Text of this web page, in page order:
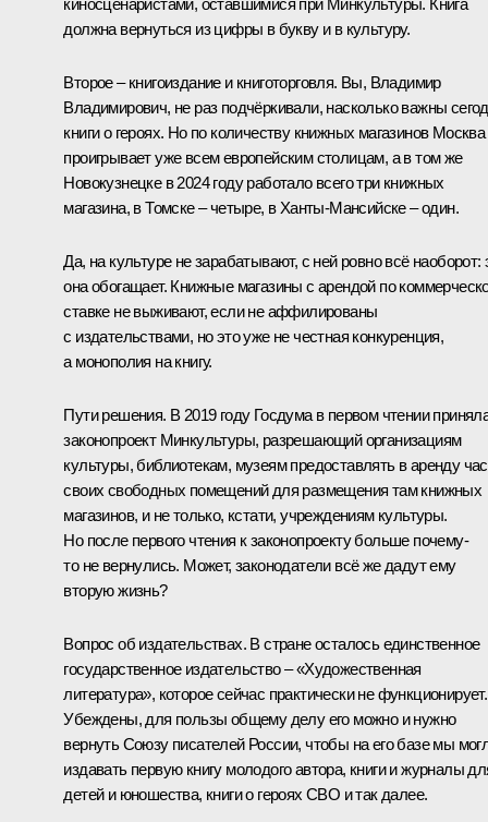
должна вернуться из цифры в букву и в культуру.
Второе – книгоиздание и книготорговля. Вы, Владимир
Владимирович, не раз подчёркивали, насколько важны
книги о героях. Но по количеству книжных магазинов Москва
проигрывает уже всем европейским столицам, а в том же
Новокузнецке в 2024 году работало всего три книжных
магазина, в Томске – четыре, в Ханты-Мансийске – один.
Да, на культуре не зарабатывают, с ней ровно всё наоборот:
она обогащает. Книжные магазины с арендой по
ставке не выживают, если не аффилированы
с издательствами, но это уже не честная конкуренция,
а монополия на книгу.
Пути решения. В 2019 году Госдума в первом чтении
законопроект Минкультуры, разрешающий организациям
культуры, библиотекам, музеям предоставлять в аренду
своих свободных помещений для размещения там книжных
магазинов, и не только, кстати, учреждениям культуры.
Но после первого чтения к законопроекту больше почему-
то не вернулись. Может, законодатели всё же дадут ему
вторую жизнь?
Вопрос об издательствах. В стране осталось единственное
государственное издательство – «Художественная
литература», которое сейчас практически не функционирует.
Убеждены, для пользы общему делу его можно и нужно
вернуть Союзу писателей России, чтобы на его базе мы
издавать первую книгу молодого автора, книги и журналы
детей и юношества, книги о героях СВО и так далее.